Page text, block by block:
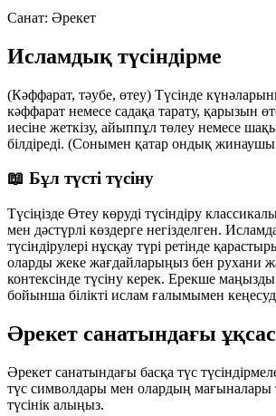
Санат: Әрекет
Исламдық түсіндірме
(Кәффарат, тәубе, өтеу) Түсінде
кәффарат немесе садақа тарату, қарызын
иесіне жеткізу, айыппұл төлеу немесе
білдіреді. (Сонымен қатар ондық
📖 Бұл түсті түсіну
Түсіңізде Өтеу көруді түсіндіру
мен дәстүрлі көздерге негізделген.
түсіндірулері нұсқау түрі ретінде
оларды жеке жағдайларыңыз бен рухани
контексінде түсіну керек. Ерекше
бойынша білікті ислам ғалымымен
Әрекет санатындағы
Әрекет санатындағы басқа түс
түс символдары мен олардың мағыналары
түсінік алыңыз.